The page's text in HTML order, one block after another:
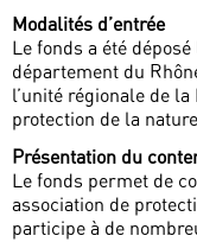
Modalités d’entrée
Le fonds a été
département du
l’unité régionale de
protection de la
Présentation du
Le fonds permet de
association de
participe à de